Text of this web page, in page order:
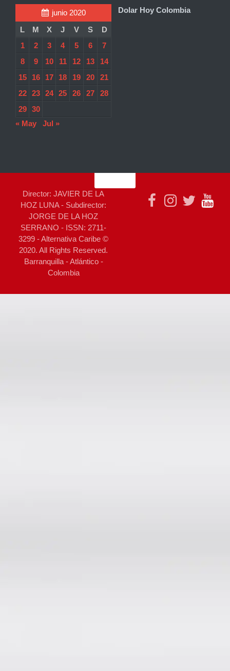
junio 2020
L
M X J V S
D
1
2 3 4 5 6
7
8
9 10 11 12 13
14
15
16 17 18 19 20
21
22
23 24 25 26 27
28
29
30
« May
Jul »
Dolar Hoy Colombia
Director: JAVIER DE LA
HOZ LUNA - Subdirector:
JORGE DE LA HOZ
SERRANO - ISSN: 2711-
3299 - Alternativa Caribe ©
2020. All Rights Reserved.
Barranquilla - Atlántico -
Colombia